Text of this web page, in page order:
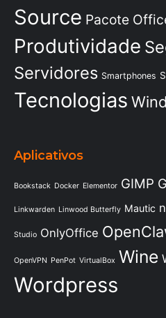
Source Pacote
Produtividade
Servidores Smartphones
Tecnologias
Aplicativos
Bookstack Docker Elementor GIMP
Linkwarden Linwood Butterfly Mautic
Studio OnlyOffice
OpenVPN PenPot VirtualBox Wine
Wordpress